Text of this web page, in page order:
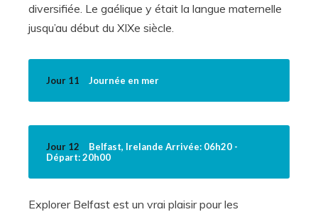
diversifiée. Le gaélique y était la langue maternelle
jusqu’au début du XIXe siècle.
Jour 11 Journée en mer
Jour 12
Belfast, Irelande Arrivée: 06h20 -
Départ: 20h00
Explorer Belfast est un vrai plaisir pour les